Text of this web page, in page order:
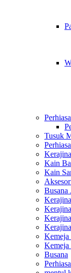
Tusuk
Kain
Kain
Busana
Kemeja
Kemeja
Busana